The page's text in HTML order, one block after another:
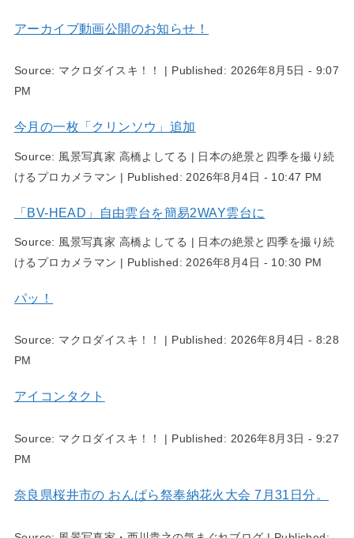
アーカイブ動画公開のお知らせ！
Source: マクロダイスキ！！ | Published: 2026年8月5日 - 9:07
PM
今月の一枚「クリンソウ」追加
Source: 風景写真家 高橋よしてる | 日本の絶景と四季を撮り続
けるプロカメラマン | Published: 2026年8月4日 - 10:47 PM
「BV-HEAD」自由雲台を簡易2WAY雲台に
Source: 風景写真家 高橋よしてる | 日本の絶景と四季を撮り続
けるプロカメラマン | Published: 2026年8月4日 - 10:30 PM
パッ！
Source: マクロダイスキ！！ | Published: 2026年8月4日 - 8:28
PM
アイコンタクト
Source: マクロダイスキ！！ | Published: 2026年8月3日 - 9:27
PM
奈良県桜井市の おんぱら祭奉納花火大会 7月31日分。